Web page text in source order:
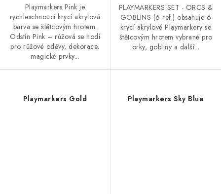
Playmarkers Pink je
rychleschnoucí krycí akrylová
barva se štětcovým hrotem.
Odstín Pink – růžová se hodí
pro růžové oděvy, dekorace,
magické prvky...
PLAYMARKERS SET - ORCS &
GOBLINS (6 ref.) obsahuje 6
krycí akrylové Playmarkery se
štětcovým hrotem vybrané pro
orky, gobliny a další...
Playmarkers Gold Playmarkers Sky Blue